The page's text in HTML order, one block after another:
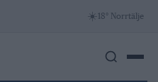
☀️ 18° Norrtälje